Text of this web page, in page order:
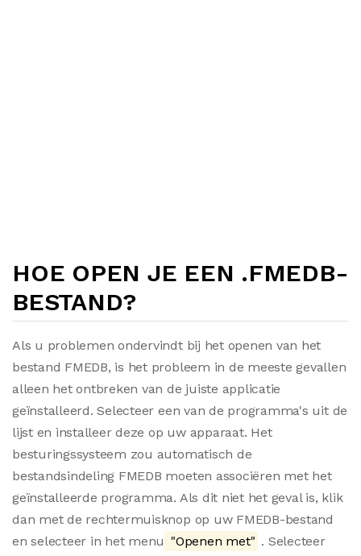
HOE OPEN JE EEN .FMEDB-
BESTAND?
Als u problemen ondervindt bij het openen van het
bestand FMEDB, is het probleem in de meeste gevallen
alleen het ontbreken van de juiste applicatie
geïnstalleerd. Selecteer een van de programma's uit de
lijst en installeer deze op uw apparaat. Het
besturingssysteem zou automatisch de
bestandsindeling FMEDB moeten associëren met het
geïnstalleerde programma. Als dit niet het geval is, klik
dan met de rechtermuisknop op uw FMEDB-bestand
en selecteer in het menu "Openen met" . Selecteer